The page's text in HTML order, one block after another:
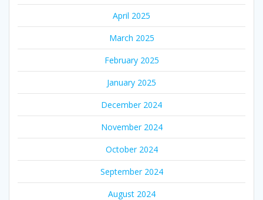
April 2025
March 2025
February 2025
January 2025
December 2024
November 2024
October 2024
September 2024
August 2024